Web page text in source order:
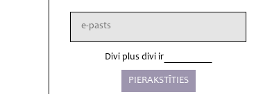
Divi plus divi ir